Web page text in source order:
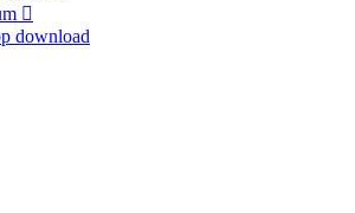

download